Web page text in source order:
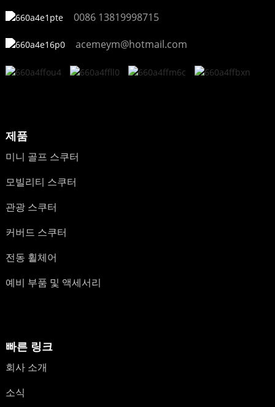
0086 13819998715
acemeym@hotmail.com
제품
미니 골프 스쿠터
모빌리티 스쿠터
관광 스쿠터
커버드 스쿠터
전동 휠체어
예비 부품 및 액세서리
빠른 링크
회사 소개
소식